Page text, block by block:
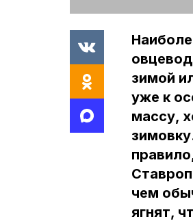
зимой
уже к
массу,
чем
ягнят,